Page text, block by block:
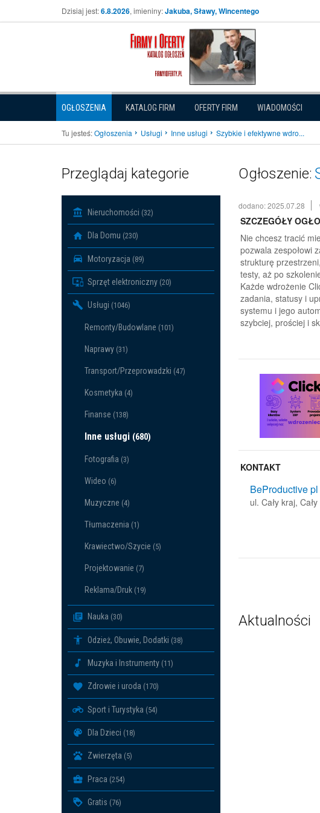
Dzisiaj jest:6.8.2026, imieniny:Jakuba, Sławy, Wincentego
OGŁOSZENIA KATALOG FIRM OFERTY FIRM WIADOMOŚCI
Tu jesteś:Ogłoszenia Usługi Inne usługi Szybkie i efektywne wdro...
Przeglądaj kategorie
Nieruchomości (32)
Dla Domu (230)
Motoryzacja (89)
Sprzęt elektroniczny (20)
Usługi (1046)
Remonty/Budowlane (101)
Naprawy (31)
Transport/Przeprowadzki (47)
Kosmetyka (4)
Finanse (138)
Inne usługi (680)
Fotografia (3)
Wideo (6)
Muzyczne (4)
Tłumaczenia (1)
Krawiectwo/Szycie (5)
Projektowanie (7)
Reklama/Druk (19)
Nauka (30)
Odzież, Obuwie, Dodatki (38)
Muzyka i Instrumenty (11)
Zdrowie i uroda (170)
Sport i Turystyka (54)
Dla Dzieci (18)
Zwierzęta (5)
Praca (254)
Gratis (76)
Ogłoszenie:
dodano: 2025.07.28
SZCZEGÓŁY
Nie chcesz tracić
pozwala zespołowi
strukturę
testy, aż po
Każde wdrożenie
zadania, statusy i
systemu i jego
szybciej, prościej i
KONTAKT
BeProductive pl
ul. Cały kraj,
Aktualności